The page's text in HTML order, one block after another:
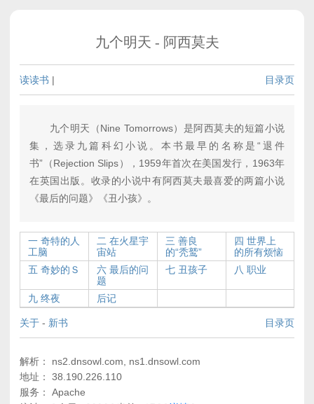
九个明天 - 阿西莫夫
读读书 | 目录页
九个明天（Nine Tomorrows）是阿西莫夫的短篇小说
集，选录九篇科幻小说。本书最早的名称是“退件
书”（Rejection Slips），1959年首次在美国发行，1963年
在英国出版。收录的小说中有阿西莫夫最喜爱的两篇小说
《最后的问题》《丑小孩》。
一 奇特的人
工脑
二 在火星宇
宙站
三 善良
的“秃鹫”
四 世界上
的所有烦恼
五 奇妙的Ｓ
六 最后的问
题
七 丑孩子 八 职业
九 终夜 后记
关于 - 新书 目录页
解析： ns2.dnsowl.com, ns1.dnsowl.com
地址： 38.190.226.110
服务： Apache